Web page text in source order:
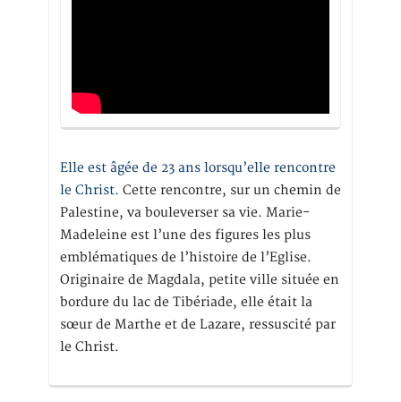
Elle est âgée de 23 ans lorsqu’elle rencontre
le Christ. Cette rencontre, sur un chemin de
Palestine, va bouleverser sa vie. Marie-
Madeleine est l’une des figures les plus
emblématiques de l’histoire de l’Eglise.
Originaire de Magdala, petite ville située en
bordure du lac de Tibériade, elle était la
sœur de Marthe et de Lazare, ressuscité par
le Christ.